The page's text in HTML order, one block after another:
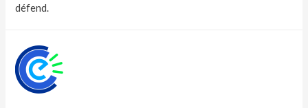
défend.